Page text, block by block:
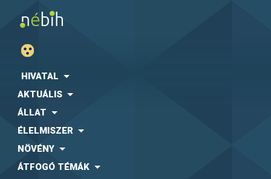
HIVATAL
AKTUÁLIS
ÁLLAT
ÉLELMISZER
NÖVÉNY
ÁTFOGÓ TÉMÁK